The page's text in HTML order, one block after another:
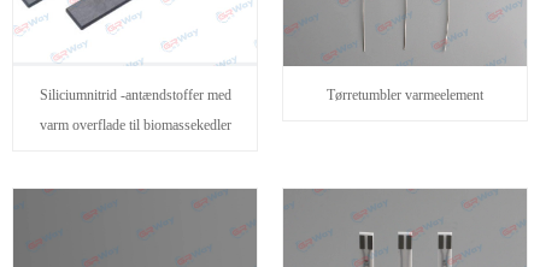
Siliciumnitrid -antændstoffer med
varm overflade til biomassekedler
Tørretumbler varmeelement